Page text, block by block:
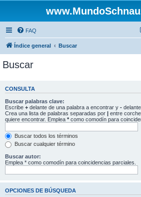
FAQ
Índice general Buscar
Buscar
CONSULTA
Buscar palabras clave:
Escribe + delante de una palabra a encontrar y -
Crea una lista de palabras separadas por | entre
quiere encontrar. Emplea * como comodín para
Buscar todos los términos
Buscar cualquier término
Buscar autor:
Emplea * como comodín para coincidencias parciales.
OPCIONES DE BÚSQUEDA